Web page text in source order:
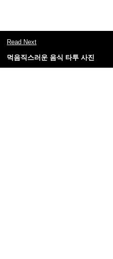
Read Next
먹음직스러운 음식 타투 사진